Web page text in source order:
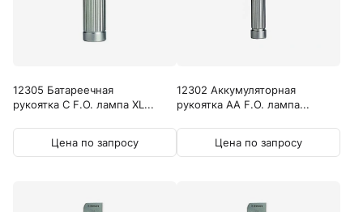
12305 Батареечная
рукоятка C F.O. лампа XL...
Цена по запросу
12302 Аккумуляторная
рукоятка AA F.O. лампа...
Цена по запросу